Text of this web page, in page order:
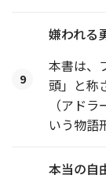
9
嫌われる
本書は、
頭」と称
（アド
いう物語
本当の自